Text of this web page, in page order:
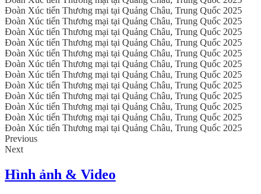
Đoàn Xúc tiến Thương mại tại Quảng Châu, Trung Quốc 2025
Đoàn Xúc tiến Thương mại tại Quảng Châu, Trung Quốc 2025
Đoàn Xúc tiến Thương mại tại Quảng Châu, Trung Quốc 2025
Đoàn Xúc tiến Thương mại tại Quảng Châu, Trung Quốc 2025
Đoàn Xúc tiến Thương mại tại Quảng Châu, Trung Quốc 2025
Đoàn Xúc tiến Thương mại tại Quảng Châu, Trung Quốc 2025
Đoàn Xúc tiến Thương mại tại Quảng Châu, Trung Quốc 2025
Đoàn Xúc tiến Thương mại tại Quảng Châu, Trung Quốc 2025
Đoàn Xúc tiến Thương mại tại Quảng Châu, Trung Quốc 2025
Đoàn Xúc tiến Thương mại tại Quảng Châu, Trung Quốc 2025
Đoàn Xúc tiến Thương mại tại Quảng Châu, Trung Quốc 2025
Đoàn Xúc tiến Thương mại tại Quảng Châu, Trung Quốc 2025
Previous
Next
Hình ảnh & Video